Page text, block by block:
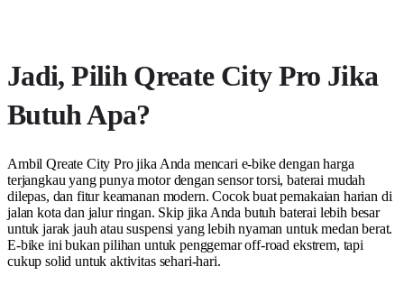
Jadi, Pilih Qreate City Pro Jika
Butuh Apa?
Ambil Qreate City Pro jika Anda mencari e-bike dengan harga
terjangkau yang punya motor dengan sensor torsi, baterai mudah
dilepas, dan fitur keamanan modern. Cocok buat pemakaian harian di
jalan kota dan jalur ringan. Skip jika Anda butuh baterai lebih besar
untuk jarak jauh atau suspensi yang lebih nyaman untuk medan berat.
E-bike ini bukan pilihan untuk penggemar off-road ekstrem, tapi
cukup solid untuk aktivitas sehari-hari.